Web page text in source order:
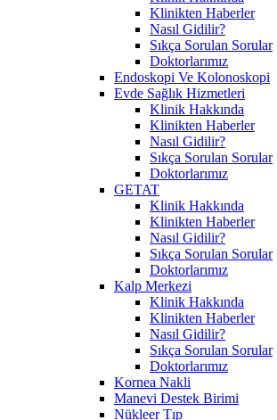
Klinikten Haberler
Nasıl Gidilir?
Sıkça Sorulan Sorular
Doktorlarımız
Endoskopi Ve Kolonoskopi
Evde Sağlık Hizmetleri
Klinik Hakkında
Klinikten Haberler
Nasıl Gidilir?
Sıkça Sorulan Sorular
Doktorlarımız
GETAT
Klinik Hakkında
Klinikten Haberler
Nasıl Gidilir?
Sıkça Sorulan Sorular
Doktorlarımız
Kalp Merkezi
Klinik Hakkında
Klinikten Haberler
Nasıl Gidilir?
Sıkça Sorulan Sorular
Doktorlarımız
Kornea Nakli
Manevi Destek Birimi
Nükleer Tıp